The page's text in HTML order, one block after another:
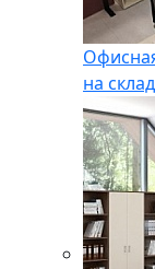
на